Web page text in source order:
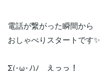
電話が繋がった瞬間から
おしゃべりスタートです✨
Σ(･ω･ﾉ)ﾉ えっっ！